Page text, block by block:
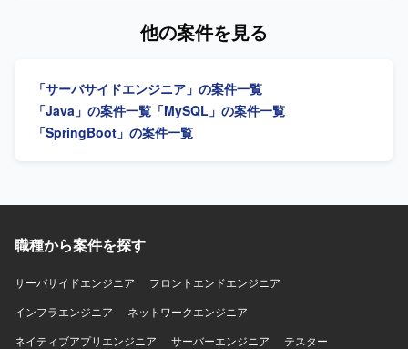
力】 保険業向けの大規模なオープン系システム開発に携わ
ることで、バックエンドからフロントエンドまで幅広い技
術スタックを活用しながら、ITデリバリー環境の統合や効
率化に貢献する経験を積むことができます。 【開発環境】
他の案件を見る
「サーバサイドエンジニア」の案件一覧
「Java」の案件一覧 「MySQL」の案件一覧
「SpringBoot」の案件一覧
職種から案件を探す
サーバサイドエンジニア
フロントエンドエンジニア
インフラエンジニア
ネットワークエンジニア
ネイティブアプリエンジニア
サーバーエンジニア
テスター